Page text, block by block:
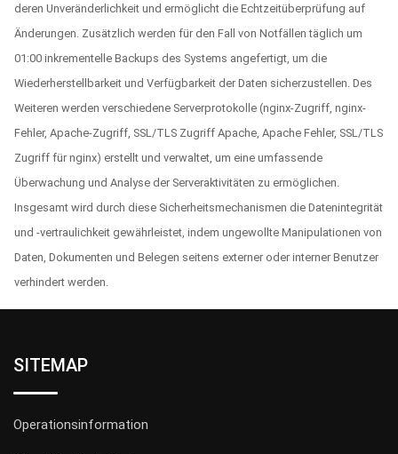
deren Unveränderlichkeit und ermöglicht die Echtzeitüberprüfung auf
Änderungen. Zusätzlich werden für den Fall von Notfällen täglich um
01:00 inkrementelle Backups des Systems angefertigt, um die
Wiederherstellbarkeit und Verfügbarkeit der Daten sicherzustellen. Des
Weiteren werden verschiedene Serverprotokolle (nginx-Zugriff, nginx-
Fehler, Apache-Zugriff, SSL/TLS Zugriff Apache, Apache Fehler, SSL/TLS
Zugriff für nginx) erstellt und verwaltet, um eine umfassende
Überwachung und Analyse der Serveraktivitäten zu ermöglichen.
Insgesamt wird durch diese Sicherheitsmechanismen die Datenintegrität
und -vertraulichkeit gewährleistet, indem ungewollte Manipulationen von
Daten, Dokumenten und Belegen seitens externer oder interner Benutzer
verhindert werden.
SITEMAP
Operationsinformation